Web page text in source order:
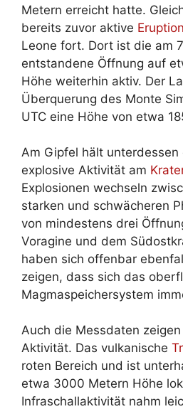
Metern erreicht hatte.
bereits zuvor aktive Eruption
Leone fort. Dort ist die am
entstandene Öffnung auf
Höhe weiterhin aktiv. Der
Überquerung des Monte
UTC eine Höhe von etwa
Am Gipfel hält unterdessen
explosive Aktivität am
Explosionen wechseln
starken und schwächeren
von mindestens drei
Voragine und dem
haben sich offenbar
zeigen, dass sich das
Magmaspeichersystem
Auch die Messdaten
Aktivität. Das vulkanische
roten Bereich und ist
etwa 3000 Metern Höhe
Infraschallaktivität nahm